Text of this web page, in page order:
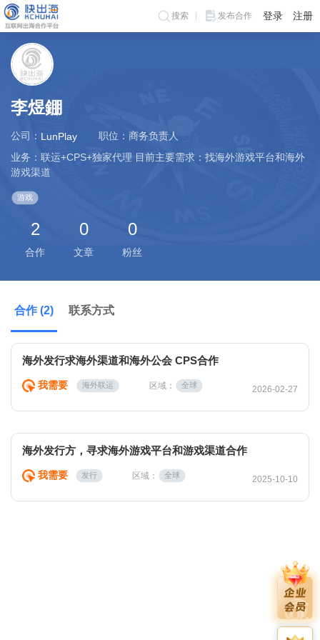
搜索 发布合作 登录 注册
李煜錋
公司： LunPlay
职位：商务负责人
业务：联运+CPS+独家代理 目前主要需求：找海外游戏平台和海外
游戏渠道
游戏
2
合作
0
文章
0
粉丝
合作 (2) 联系方式
海外发行求海外渠道和海外公会 CPS合作
我需要 海外联运 区域： 全球 2026-02-27
海外发行方，寻求海外游戏平台和游戏渠道合作
我需要 发行 区域： 全球 2025-10-10